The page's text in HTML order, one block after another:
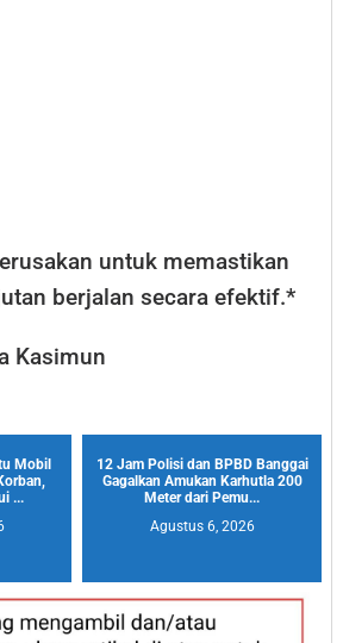
untuk memastikan
berjalan secara efektif.*
Kasimun
Mobil
...
12 Jam Polisi dan BPBD Banggai
Gagalkan Amukan Karhutla 200
Meter dari Pemu...
Agustus 6, 2026